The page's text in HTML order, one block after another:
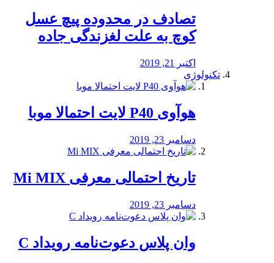
تصادف در محدوده پیچ عسل
کوچ به علت لغزندگی جاده
اکتبر 21, 2019
تکنولوژی
هوآوی P40 لایت احتمالا موبا
دسامبر 23, 2019
تاریخ احتمالی معرفی Mi MIX
دسامبر 23, 2019
وان پلاس دعوت‌نامه رویداد C